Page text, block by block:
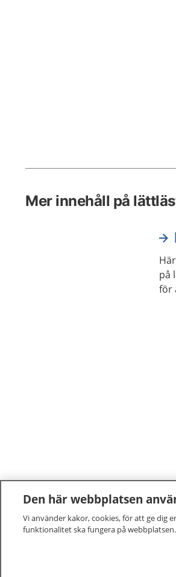
Mer innehåll på
på
för
Den här webbplatsen
Vi använder kakor, cookies, för att ge dig
funktionalitet ska fungera på webbplatsen.